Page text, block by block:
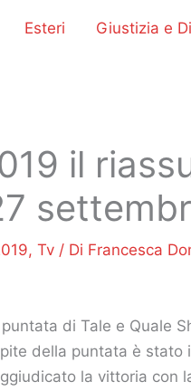
Esteri Giustizia e
il
, Tv / Di Francesca
di Tale e Quale
della puntata è stato
la vittoria con